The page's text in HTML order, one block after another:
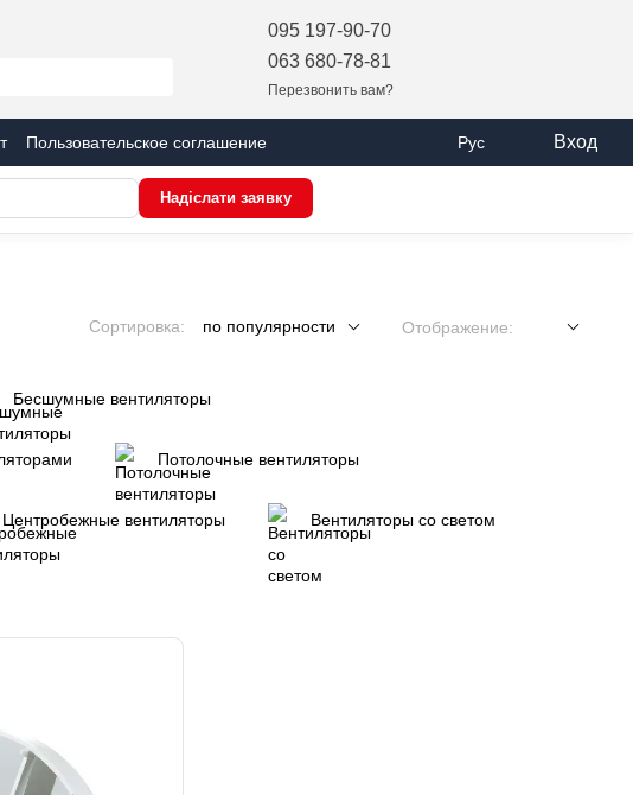
095 197-90-70
063 680-78-81
Перезвонить вам?
Пользовательское соглашение
Рус Вход
Надіслати заявку
Сортировка: по популярности Отображение:
Бесшумные вентиляторы
Потолочные вентиляторы
Центробежные вентиляторы Вентиляторы со светом